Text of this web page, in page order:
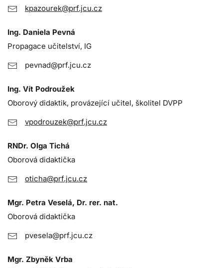
kpazourek@prf.jcu.cz
Ing. Daniela Pevná
Propagace učitelství, IG
pevnad@prf.jcu.cz
Ing. Vít Podroužek
Oborový didaktik, provázející učitel, školitel DVPP
vpodrouzek@prf.jcu.cz
RNDr. Olga Tichá
Oborová didaktička
oticha@prf.jcu.cz
Mgr. Petra Veselá, Dr. rer. nat.
Oborová didaktička
pvesela@prf.jcu.cz
Mgr. Zbyněk Vrba